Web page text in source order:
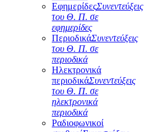
ΕφημερίδεςΣυνεντεύξεις
του Θ. Π. σε
εφημερίδες
ΠεριοδικάΣυνεντεύξεις
του Θ. Π. σε
περιοδικά
Ηλεκτρονικά
περιοδικάΣυνεντεύξεις
του Θ. Π. σε
ηλεκτρονικά
περιοδικά
Ραδιοφωνικοί